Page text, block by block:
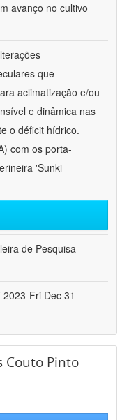
avanço no cultivo
que
aclimatização e/ou
e dinâmica nas
o déficit hídrico.
com os porta-
'Sunki
de Pesquisa
Fri Dec 31
Couto Pinto